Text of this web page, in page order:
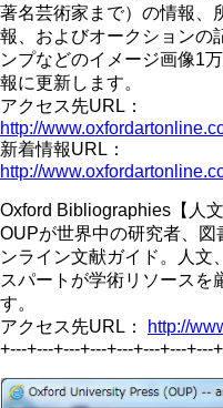
著名芸術家まで）の情報、
報、およびオークションの
ンプなどのイメージ画像1
報に更新します。
アクセス先URL：
http://
新着情報URL：
http://
Oxford Bibliographies【人
OUPが世界中の研究者、
ンライン文献ガイド。人文
スパートが学術リソースを
す。
アクセス先URL：
http://
+---+---+---+---+---+---+---+---